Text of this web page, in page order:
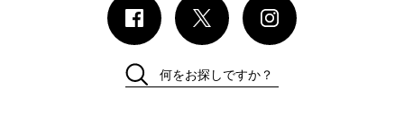
何をお探しですか？